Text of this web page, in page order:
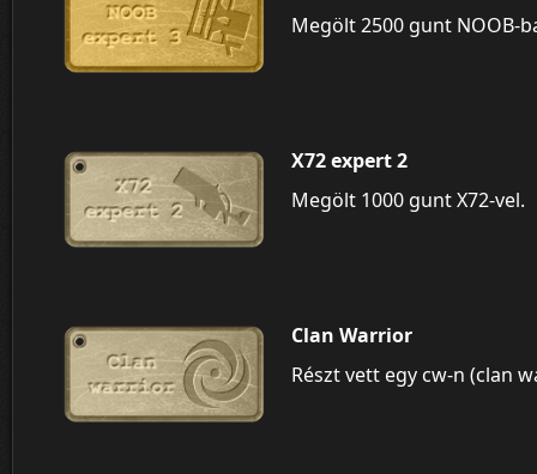
Megölt 2500 gunt NOOB-
X72 expert 2
Megölt 1000 gunt X72-vel.
Clan Warrior
Részt vett egy cw-n (clan